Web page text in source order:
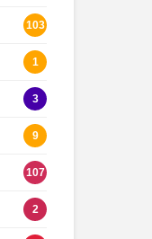
103
1
3
9
107
2